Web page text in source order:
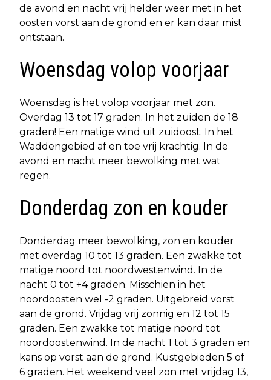
de avond en nacht vrij helder weer met in het
oosten vorst aan de grond en er kan daar mist
ontstaan.
Woensdag volop voorjaar
Woensdag is het volop voorjaar met zon.
Overdag 13 tot 17 graden. In het zuiden de 18
graden! Een matige wind uit zuidoost. In het
Waddengebied af en toe vrij krachtig. In de
avond en nacht meer bewolking met wat
regen.
Donderdag zon en kouder
Donderdag meer bewolking, zon en kouder
met overdag 10 tot 13 graden. Een zwakke tot
matige noord tot noordwestenwind. In de
nacht 0 tot +4 graden. Misschien in het
noordoosten wel -2 graden. Uitgebreid vorst
aan de grond. Vrijdag vrij zonnig en 12 tot 15
graden. Een zwakke tot matige noord tot
noordoostenwind. In de nacht 1 tot 3 graden en
kans op vorst aan de grond. Kustgebieden 5 of
6 graden. Het weekend veel zon met vrijdag 13,